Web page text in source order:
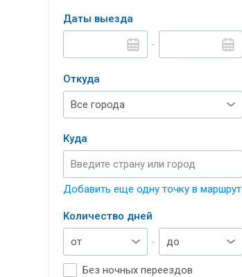
Даты выезда
-
Откуда
Куда
Добавить еще одну точку в маршрут
Количество дней
-
Без ночных переездов